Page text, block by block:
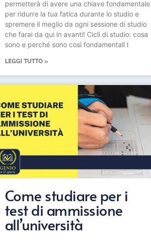
permetterà di avere una chiave fondamentale
per ridurre la tua fatica durante lo studio e
spremere il meglio da ogni sessione di studio
che farai da qui in avanti! Cicli di studio: cosa
sono e perché sono così fondamentali I
LEGGI TUTTO »
Come studiare per i
test di ammissione
all’università